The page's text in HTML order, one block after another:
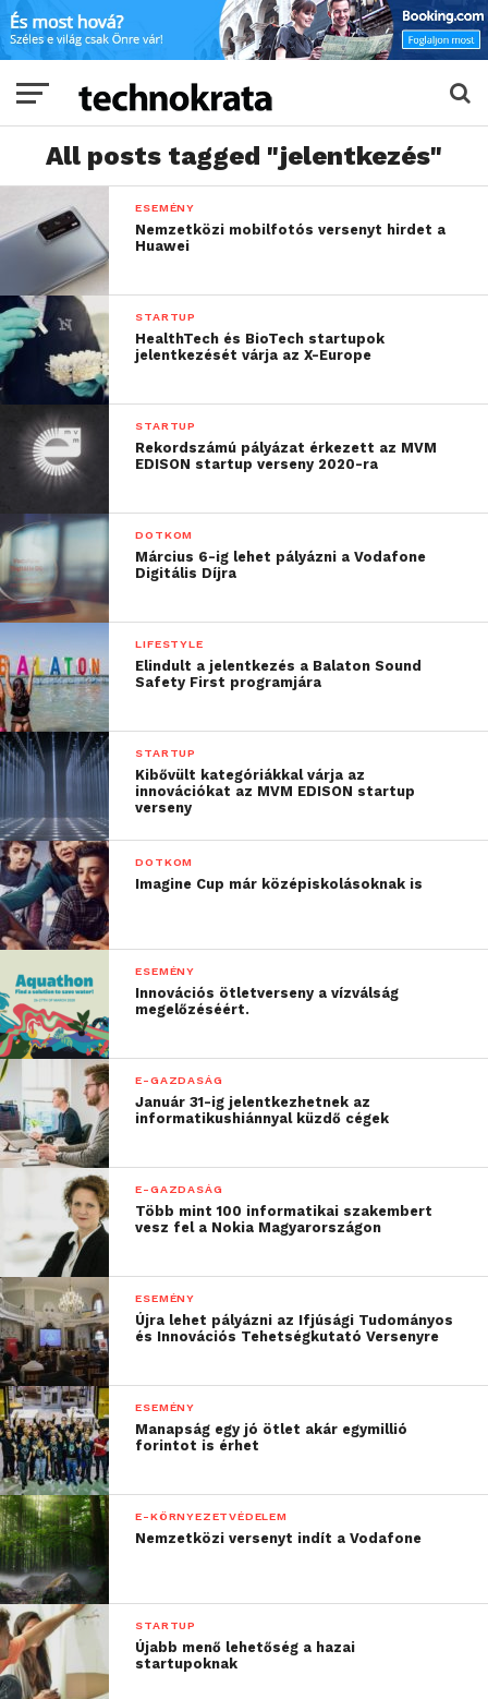
All posts tagged "jelentkezés"
ESEMÉNY
Nemzetközi mobilfotós versenyt hirdet a
Huawei
STARTUP
HealthTech és BioTech startupok
jelentkezését várja az X-Europe
STARTUP
Rekordszámú pályázat érkezett az MVM
EDISON startup verseny 2020-ra
DOTKOM
Március 6-ig lehet pályázni a Vodafone
Digitális Díjra
LIFESTYLE
Elindult a jelentkezés a Balaton Sound
Safety First programjára
STARTUP
Kibővült kategóriákkal várja az
innovációkat az MVM EDISON startup
verseny
DOTKOM
Imagine Cup már középiskolásoknak is
ESEMÉNY
Innovációs ötletverseny a vízválság
megelőzéséért.
E-GAZDASÁG
Január 31-ig jelentkezhetnek az
informatikushiánnyal küzdő cégek
E-GAZDASÁG
Több mint 100 informatikai szakembert
vesz fel a Nokia Magyarországon
ESEMÉNY
Újra lehet pályázni az Ifjúsági Tudományos
és Innovációs Tehetségkutató Versenyre
ESEMÉNY
Manapság egy jó ötlet akár egymillió
forintot is érhet
E-KÖRNYEZETVÉDELEM
Nemzetközi versenyt indít a Vodafone
STARTUP
Újabb menő lehetőség a hazai
startupoknak